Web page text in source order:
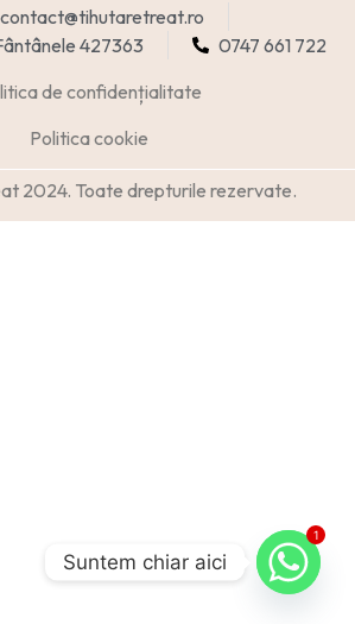
contact@tihutaretreat.ro
427363
0747 661 722
de confidențialitate
Politica cookie
2024. Toate drepturile rezervate.
1
Suntem chiar aici